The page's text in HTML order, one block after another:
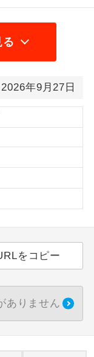
年9月27日
をコピー
ありません
ただけるコースで
制限があるコース
ので、ご出発の計
定したコースで
2席利⽤できま